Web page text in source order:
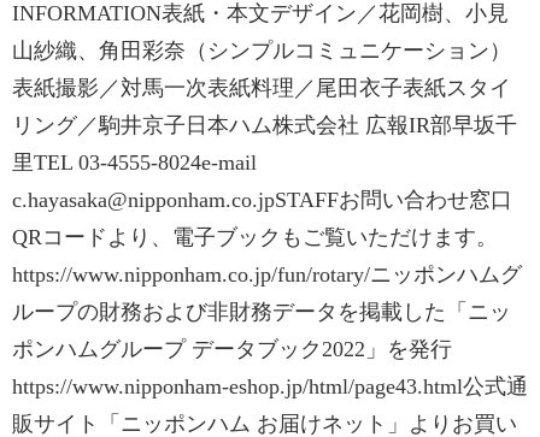
INFORMATION表紙・本文デザイン／花岡樹、小見
山紗織、角田彩奈（シンプルコミュニケーション）
表紙撮影／対馬一次表紙料理／尾田衣子表紙スタイ
リング／駒井京子日本ハム株式会社 広報IR部早坂千
里TEL 03-4555-8024e-mail
c.hayasaka@nipponham.co.jpSTAFFお問い合わせ窓口
QRコードより、電子ブックもご覧いただけます。
https://www.nipponham.co.jp/fun/rotary/ニッポンハムグ
ループの財務および非財務データを掲載した「ニッ
ポンハムグループ データブック2022」を発行
https://www.nipponham-eshop.jp/html/page43.html公式通
販サイト「ニッポンハム お届けネット」よりお買い